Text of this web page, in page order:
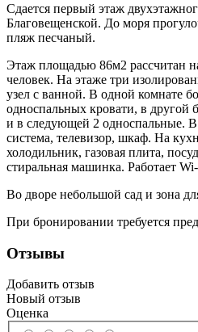
Сдается первый этаж
Благовещенской. До моря
пляж песчаный.
Этаж площадью 86м2 рассчитан
человек. На этаже три
узел с ванной. В одной комнате
односпальных кровати, в другой
и в следующей 2 односпальные.
система, телевизор, шкаф. На
холодильник, газовая плита,
стиральная машинка. Работает
Во дворе небольшой сад и зона
При бронировании требуется
Отзывы
Добавить отзыв
Новый отзыв
Оценка